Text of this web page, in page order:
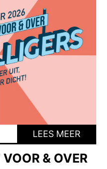
LEES MEER
& OVER